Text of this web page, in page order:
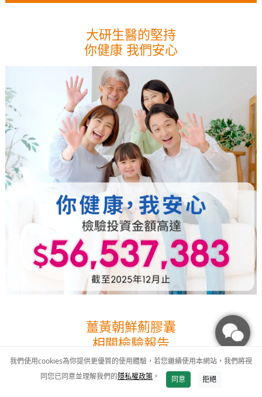
加入購物車
大研生醫的堅持
你健康 我們安心
薑黃朝鮮薊膠囊
相關檢驗報告
我們使用cookies為你提供更優質的使用體驗，若您繼續使用本網站，我們將視
同您已同意並理解我們的隱私權政策 。 同意 拒絕